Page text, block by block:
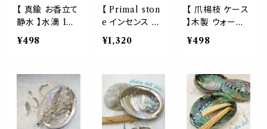
ス ヨガ 浄化 神
秘 太古 石
【 真鍮 お香立て
静水 】水滴 1個
型 穴 小型 重厚
香差し 合金 ゴ
銀座 青山 イン
センス スティッ
ク 受け皿 線香
ウォーター 自然
寺 インテリア 浄
¥498
【 Primal ston
e インセンス ホ
ルダー 】１点 お
香 立て ピュア
ル ローズ クォ
ーツ タイガーア
イ アメジスト 一
点物 浄化 神秘
的 インテリア 雑
¥1,320
【 爪楊枝 ケース
】木製 ウォール
ナッツ 針 ニード
ル 通し 調味料
ようじ 容器 収
納 裁縫 くるみ
ナチュラル 外出
インテリア バッ
グ ポーチ 外出
¥498